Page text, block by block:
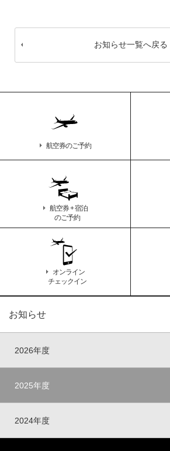
お知らせ一覧へ戻る
お知らせ
2026年度
2025年度
2024年度
航空券のご予約
航空券 + 宿泊
のご予約
オンライン
チェックイン